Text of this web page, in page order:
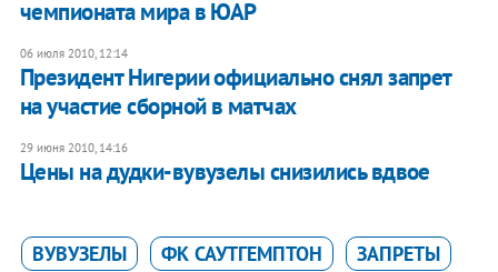
чемпионата мира в ЮАР
06 июля 2010, 12:14
Президент Нигерии официально снял запрет
на участие сборной в матчах
29 июня 2010, 14:16
Цены на дудки-вувузелы снизились вдвое
ВУВУЗЕЛЫ ФК САУТГЕМПТОН ЗАПРЕТЫ